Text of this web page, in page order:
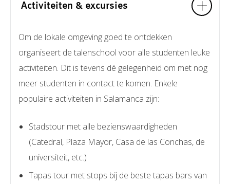
Activiteiten & excursies
Om de lokale omgeving goed te ontdekken
organiseert de talenschool voor alle studenten leuke
activiteiten. Dit is tevens dé gelegenheid om met nog
meer studenten in contact te komen. Enkele
populaire activiteiten in Salamanca zijn:
Stadstour met alle bezienswaardigheden
(Catedral, Plaza Mayor, Casa de las Conchas, de
universiteit, etc.)
Tapas tour met stops bij de beste tapas bars van